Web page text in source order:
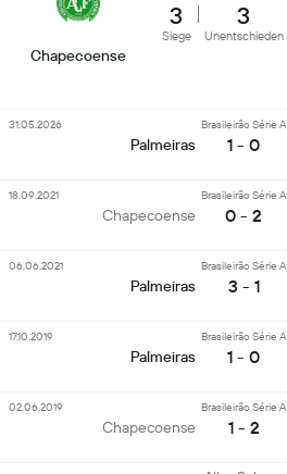
Chapecoense
3
Siege
3
Unentschieden
Palmeiras
Brasileirão Série A
1 - 0
31.05.2026
Chapecoense
Brasileirão Série A
0 - 2
18.09.2021
Palmeiras
Brasileirão Série A
3 - 1
06.06.2021
Palmeiras
Brasileirão Série A
1 - 0
17.10.2019
Chapecoense
Brasileirão Série A
1 - 2
02.06.2019